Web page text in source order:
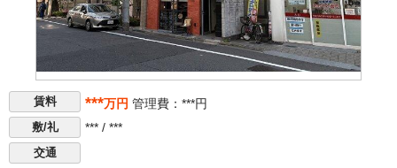
賃料 ***万円 管理費：***円
敷/礼 *** / ***
交通